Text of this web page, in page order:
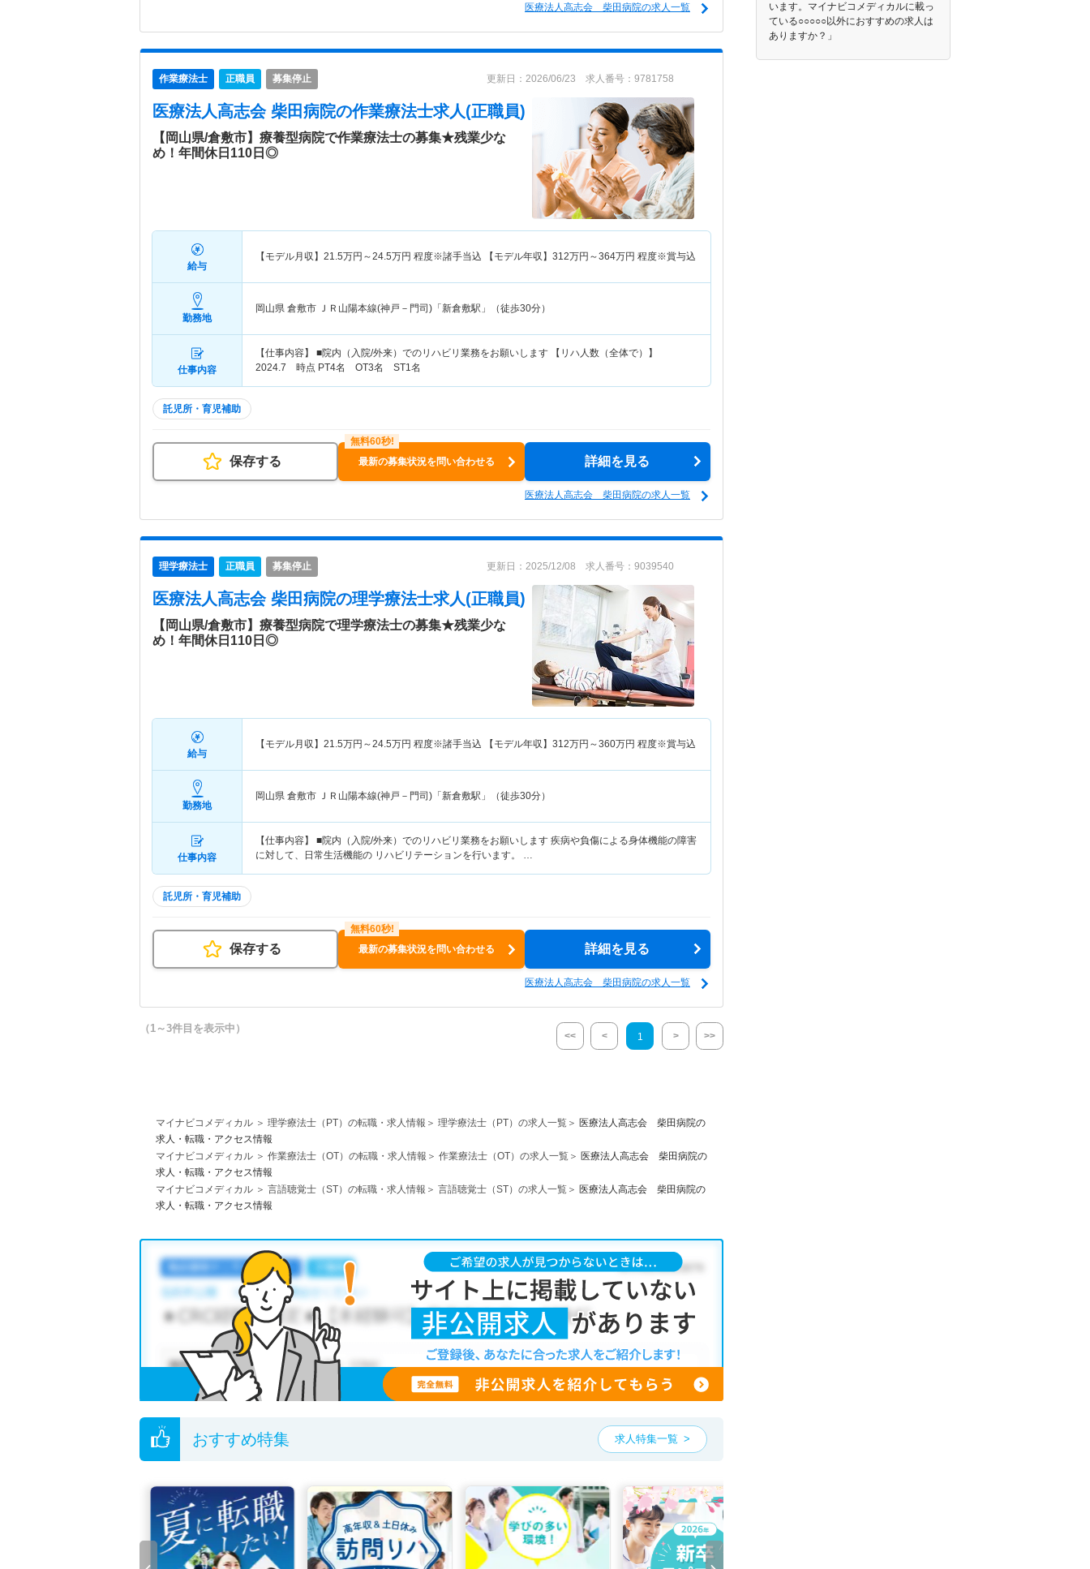
医療法人高志会 柴田病院の求人一覧
作業療法士 正職員 募集停止 更新日：2026/06/23 求人番号：9781758
医療法人高志会 柴田病院の作業療法士求人(正職員)
【岡山県/倉敷市】療養型病院で作業療法士の募集★残業少な
め！年間休日110日◎
給与
【モデル月収】 21.5万円～24.5万円 程度※諸手当込 【モデル年収】 312万円～364万円 程度※賞与込
勤務地
岡山県 倉敷市 ＪＲ山陽本線(神戸－門司)「新倉敷駅」（徒歩30分）
仕事内容
【仕事内容】 ■院内（入院/外来）でのリハビリ業務をお願いします 【リハ人数（全体で）】
2024.7 時点 PT4名 OT3名 ST1名
託児所・育児補助
保存する 最新の募集状況を問い合わせる 詳細を見る
医療法人高志会 柴田病院の求人一覧
理学療法士 正職員 募集停止 更新日：2025/12/08 求人番号：9039540
医療法人高志会 柴田病院の理学療法士求人(正職員)
【岡山県/倉敷市】療養型病院で理学療法士の募集★残業少な
め！年間休日110日◎
給与
【モデル月収】 21.5万円～24.5万円 程度※諸手当込 【モデル年収】 312万円～360万円 程度※賞与込
勤務地
岡山県 倉敷市 ＪＲ山陽本線(神戸－門司)「新倉敷駅」（徒歩30分）
仕事内容
【仕事内容】 ■院内（入院/外来）でのリハビリ業務をお願いします 疾病や負傷による身体機能の障害
に対して、日常生活機能の リハビリテーションを行います。 …
託児所・育児補助
保存する 最新の募集状況を問い合わせる 詳細を見る
医療法人高志会 柴田病院の求人一覧
（1～3件目を表示中）
<< < 1 > >>
マイナビコメディカル 理学療法士（PT）の転職・求人情報 理学療法士（PT）の求人一覧
医療法人高志会 柴田病院の
求人・転職・アクセス情報
マイナビコメディカル
作業療法士（OT）の転職・求人情報 作業療法士（OT）の求人一覧
医療法人高志会 柴田病院の
求人・転職・アクセス情報
マイナビコメディカル
言語聴覚士（ST）の転職・求人情報 言語聴覚士（ST）の求人一覧
医療法人高志会 柴田病院の
求人・転職・アクセス情報
おすすめ特集 求人特集一覧
います。マイナビコメディカルに載っ
ている○○○○○以外におすすめの求人は
ありますか？」